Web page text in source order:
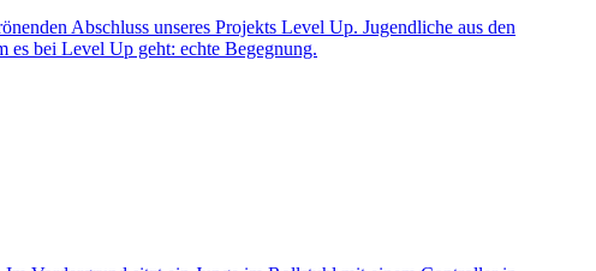
Abschluss unseres Projekts Level Up. Jugendliche aus den
es bei Level Up geht: echte Begegnung.